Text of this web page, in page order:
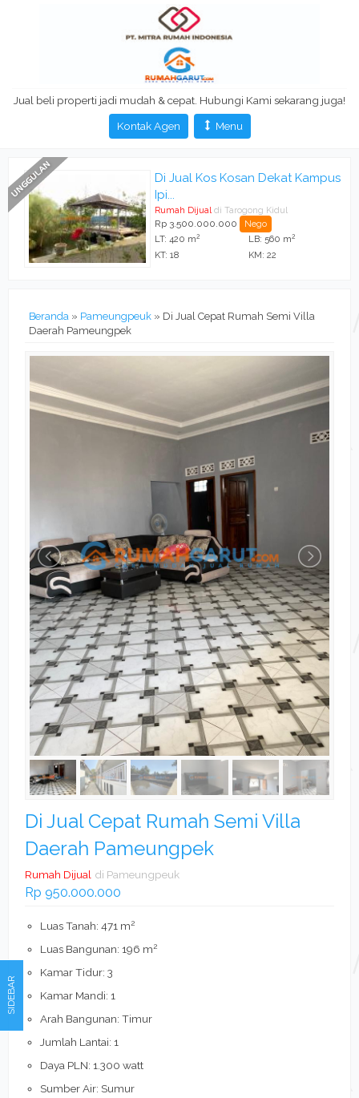
Jual beli properti jadi mudah & cepat. Hubungi Kami sekarang juga!
Kontak Agen
Menu
Di Jual Kos Kosan Dekat Kampus
Ipi...
Rumah Dijual di Tarogong Kidul
Rp 3.500.000.000 Nego
LT: 420 m2 LB: 560 m2
KT: 18 KM: 22
Beranda » Pameungpeuk » Di Jual Cepat Rumah Semi Villa
Daerah Pameungpek
Di Jual Cepat Rumah Semi Villa
Daerah Pameungpek
Rumah Dijual di Pameungpeuk
Rp 950.000.000
Luas Tanah: 471 m2
Luas Bangunan: 196 m2
Kamar Tidur: 3
Kamar Mandi: 1
Arah Bangunan: Timur
Jumlah Lantai: 1
Daya PLN: 1.300 watt
Sumber Air: Sumur
SIDEBAR